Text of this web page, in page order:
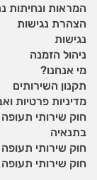
המראות ונחיתות
הצהרת נגישות
נגישות
ניהול הזמנה
מי אנחנו?
תקנון השירותים
מדיניות פרטיות
חוק שירותי תעופה
בתנאיה
חוק שירותי
חוק שירותי